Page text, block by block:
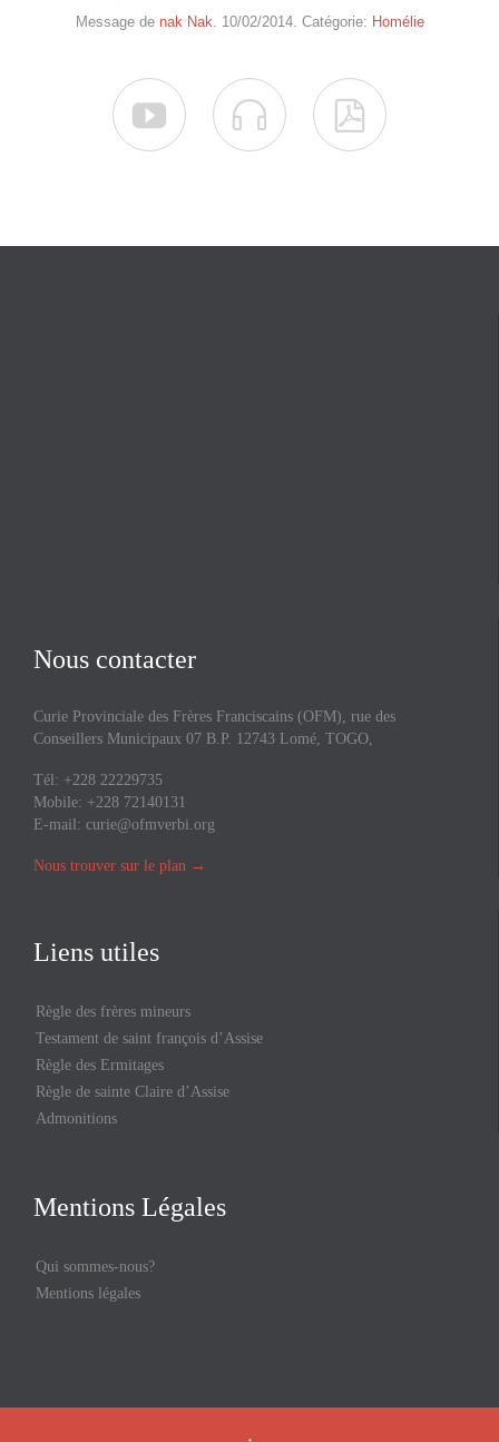
Message de nak Nak . 10/02/2014. Catégorie: Homélie
  
Nous contacter
Curie Provinciale des Frères Franciscains (OFM), rue des
Conseillers Municipaux 07 B.P. 12743 Lomé, TOGO,
Tél: +228 22229735
Mobile: +228 72140131
E-mail: curie@ofmverbi.org
Nous trouver sur le plan →
Liens utiles
Règle des frères mineurs
Testament de saint françois d’Assise
Règle des Ermitages
Règle de sainte Claire d’Assise
Admonitions
Mentions Légales
Qui sommes-nous?
Mentions légales